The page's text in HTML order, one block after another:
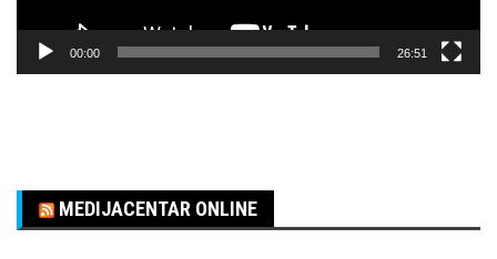
00:00 26:51
MEDIJACENTAR ONLINE